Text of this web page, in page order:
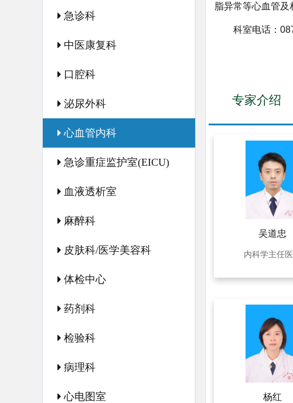
急诊科
中医康复科
口腔科
泌尿外科
心血管内科
急诊重症监护室(EICU)
血液透析室
麻醉科
皮肤科/医学美容科
体检中心
药剂科
检验科
病理科
心电图室
脂异常等心血管及
科室电话：
专家介绍
吴道忠
内科学主任
杨红